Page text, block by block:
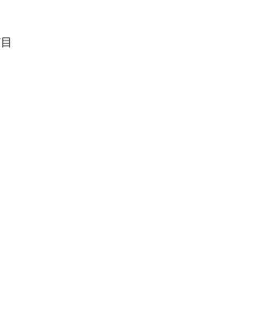
个讨论小结的对话内容生成（Prompt：总结
来回答）
响
原子和分子，如金属、塑料等。
源的有效利用很大程度上取决于材料的转化。